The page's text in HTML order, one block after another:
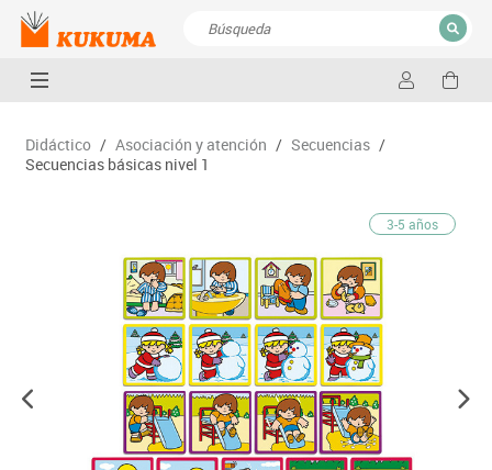
CERRAR
Didáctico / Asociación y atención / Secuencias /
Secuencias básicas nivel 1
3-5 años